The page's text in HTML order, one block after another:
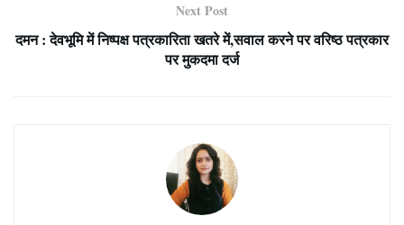
Next Post
दमन : देवभूमि में निष्पक्ष पत्रकारिता खतरे में,सवाल करने पर वरिष्ठ पत्रकार
पर मुकदमा दर्ज